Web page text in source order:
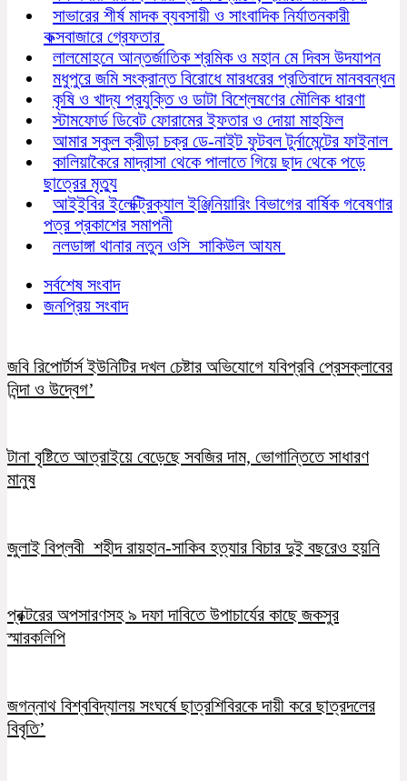
সাভারের শীর্ষ মাদক ব্যবসায়ী ও সাংবাদিক নির্যাতনকারী
কক্সবাজারে গ্রেফতার
লালমোহনে আন্তর্জাতিক শ্রমিক ও মহান মে দিবস উদযাপন
মধুপুরে জমি সংক্রান্ত বিরোধে মারধরের প্রতিবাদে মানববন্ধন
কৃষি ও খাদ্য প্রযুক্তি ও ডাটা বিশ্লেষণের মৌলিক ধারণা
স্টামফোর্ড ডিবেট ফোরামের ইফতার ও দোয়া মাহফিল
আমার স্কুল ক্রীড়া চক্র ডে-নাইট ফুটবল টুর্নামেন্টের ফাইনাল
কালিয়াকৈরে মাদ্রাসা থেকে পালাতে গিয়ে ছাদ থেকে পড়ে
ছাত্রের মৃত্যু
আইইবির ইলেক্ট্রিক্যাল ইঞ্জিনিয়ারিং বিভাগের বার্ষিক গবেষণার
পত্র প্রকাশের সমাপনী
নলডাঙ্গা থানার নতুন ওসি সাকিউল আযম
সর্বশেষ সংবাদ
জনপ্রিয় সংবাদ
জবি রিপোর্টার্স ইউনিটির দখল চেষ্টার অভিযোগে যবিপ্রবি প্রেসক্লাবের
নিন্দা ও উদ্বেগ’
টানা বৃষ্টিতে আত্রাইয়ে বেড়েছে সবজির দাম, ভোগান্তিতে সাধারণ
মানুষ
জুলাই বিপ্লবী শহীদ রায়হান-সাকিব হত্যার বিচার দুই বছরেও হয়নি
প্রক্টরের অপসারণসহ ৯ দফা দাবিতে উপাচার্যের কাছে জকসুর
স্মারকলিপি
জগন্নাথ বিশ্ববিদ্যালয় সংঘর্ষে ছাত্রশিবিরকে দায়ী করে ছাত্রদলের
বিবৃতি’